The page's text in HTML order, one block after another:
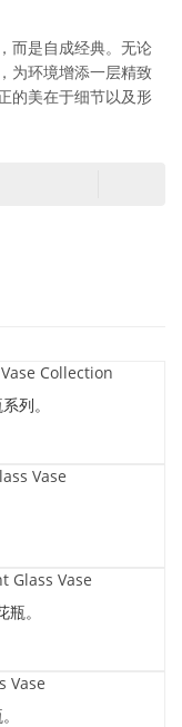
而是自成经典。无论
为环境增添一层精致
的美在于细节以及形
列。
。